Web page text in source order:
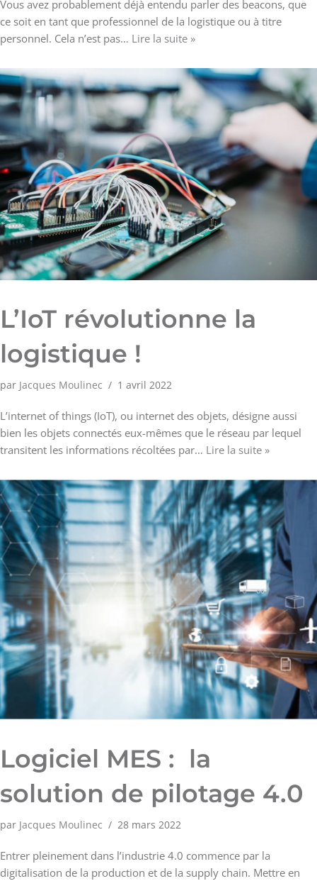
Vous avez probablement déjà entendu parler des beacons, que
ce soit en tant que professionnel de la logistique ou à titre
personnel. Cela n’est pas… Lire la suite »
L’IoT révolutionne la
logistique !
par Jacques Moulinec 1 avril 2022
L’internet of things (IoT), ou internet des objets, désigne aussi
bien les objets connectés eux-mêmes que le réseau par lequel
transitent les informations récoltées par… Lire la suite »
Logiciel MES : la
solution de pilotage 4.0
par Jacques Moulinec 28 mars 2022
Entrer pleinement dans l’industrie 4.0 commence par la
digitalisation de la production et de la supply chain. Mettre en